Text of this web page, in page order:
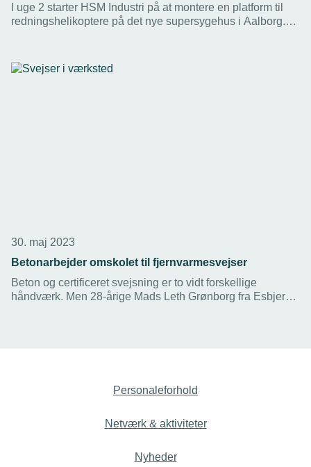
I uge 2 starter HSM Industri på at montere en platform til
redningshelikoptere på det nye supersygehus i Aalborg.
30. maj 2023
Betonarbejder omskolet til fjernvarmesvejser
Beton og certificeret svejsning er to vidt forskellige
håndværk. Men 28-årige Mads Leth Grønborg fra Esbjerg
Personaleforhold
Netværk & aktiviteter
Nyheder